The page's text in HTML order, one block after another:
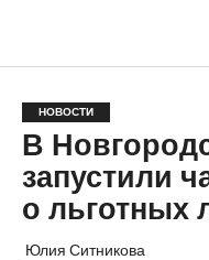
НОВОСТИ
В
запустили
о льготных
Юлия Ситникова